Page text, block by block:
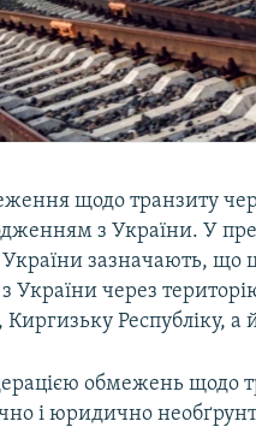
щодо транзиту
з України. У
України зазначають,
України через
Республіку, а
обмежень щодо
і юридично